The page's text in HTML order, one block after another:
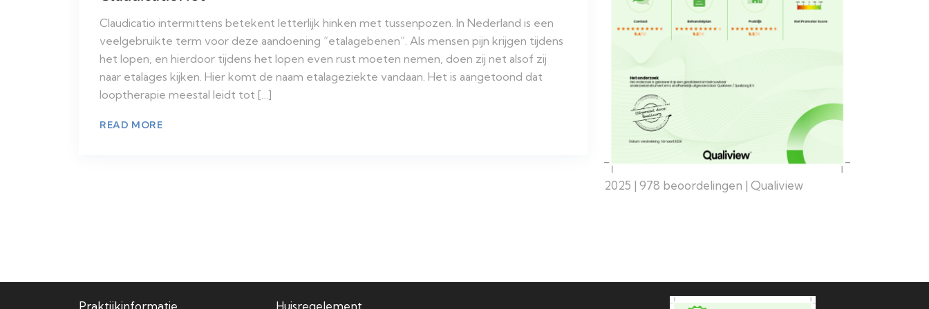
Claudicatio intermittens betekent letterlijk hinken met tussenpozen. In Nederland is een
veelgebruikte term voor deze aandoening “etalagebenen”. Als mensen pijn krijgen tijdens
het lopen, en hierdoor tijdens het lopen even rust moeten nemen, doen zij net alsof zij
naar etalages kijken. Hier komt de naam etalageziekte vandaan. Het is aangetoond dat
looptherapie meestal leidt tot […]
READ MORE
2025 | 978 beoordelingen | Qualiview
Praktijkinformatie Huisregelement